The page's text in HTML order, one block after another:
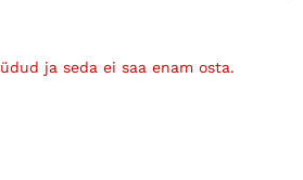
ja seda ei saa enam osta.